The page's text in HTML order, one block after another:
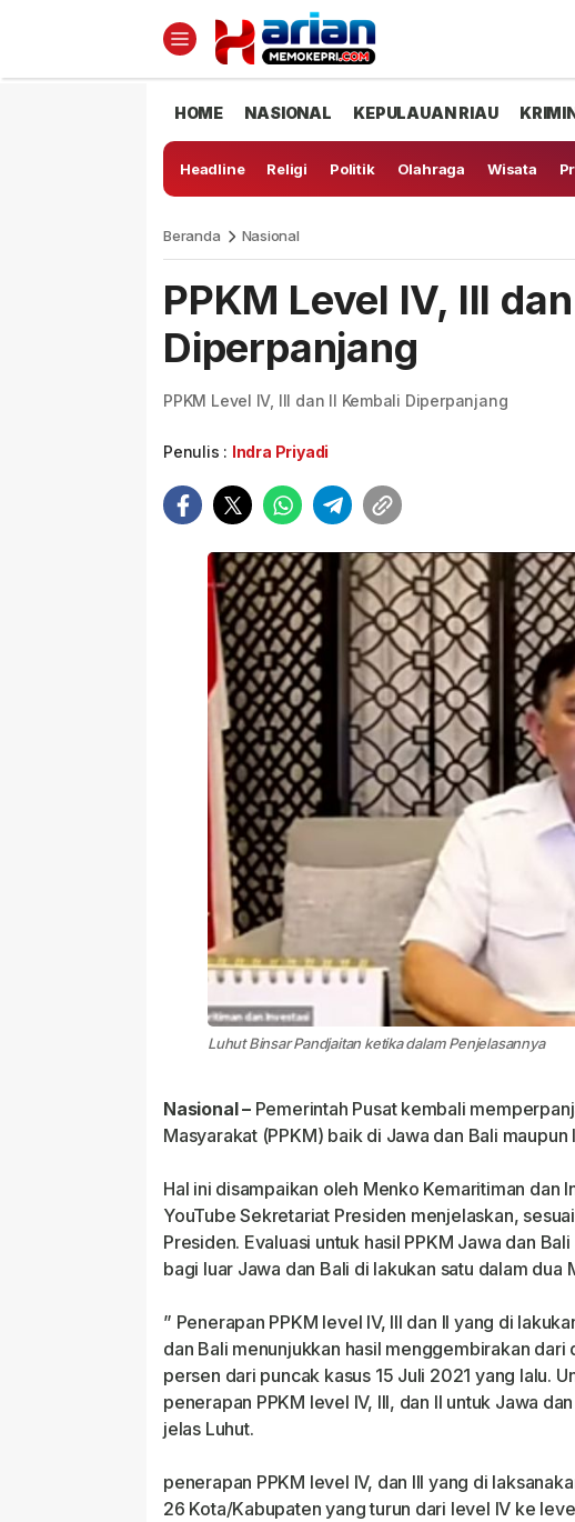
HOME NASIONAL KEPULAUAN RIAU
Headline Religi Politik Olahraga Wisata
Beranda Nasional
PPKM Level IV, III
Diperpanjang
PPKM Level IV, III dan II Kembali Diperpanjang
Penulis : Indra Priyadi
Luhut Binsar Pandjaitan ketika dalam Penjelasannya
Nasional –Pemerintah Pusat kembali
Masyarakat (PPKM) baik di Jawa dan Bali
Hal ini disampaikan oleh Menko Kemaritiman dan
YouTube Sekretariat Presiden menjelaskan,
Presiden. Evaluasi untuk hasil PPKM Jawa dan
bagi luar Jawa dan Bali di lakukan satu dalam dua
” Penerapan PPKM level IV, III dan II yang di
dan Bali menunjukkan hasil menggembirakan
persen dari puncak kasus 15 Juli 2021 yang lalu.
penerapan PPKM level IV, III, dan II untuk Jawa
jelas Luhut.
penerapan PPKM level IV, dan III yang di
26 Kota/Kabupaten yang turun dari level IV ke